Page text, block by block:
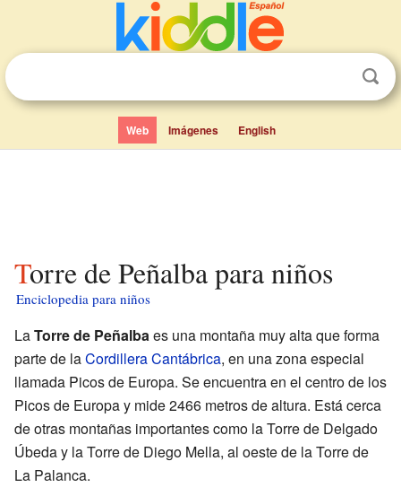
Web Imágenes English
Torre de Peñalba para niños
Enciclopedia para niños
LaTorre de Peñalbaes una montaña muy alta que forma
parte de laCordillera Cantábrica, en una zona especial
llamada Picos de Europa. Se encuentra en el centro de los
Picos de Europa y mide 2466 metros de altura. Está cerca
de otras montañas importantes como la Torre de Delgado
Úbeda y la Torre de Diego Mella, al oeste de la Torre de
La Palanca.